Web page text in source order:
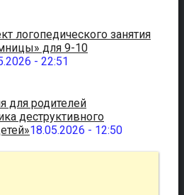
логопедического занятия
для 9-10
- 22:51
для родителей
деструктивного
18.05.2026 - 12:50